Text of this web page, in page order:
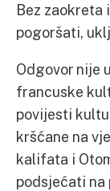
Bez zaokreta
pogoršati,
Odgovor nije
francuske
povijesti
kršćane na
kalifata i
podsjećati